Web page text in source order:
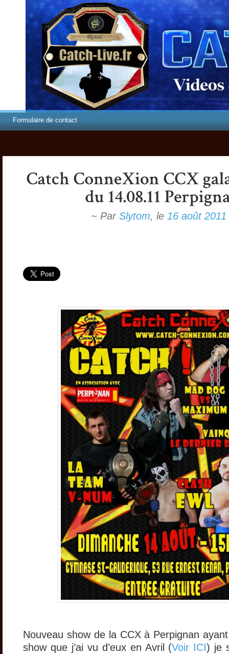
Formulaire de contact
~ Par Slytom, le 16 août 2011
Nouveau show de la CCX à Perpignan
show que j’ai vu d’eux en Avril (Voir ICI) je